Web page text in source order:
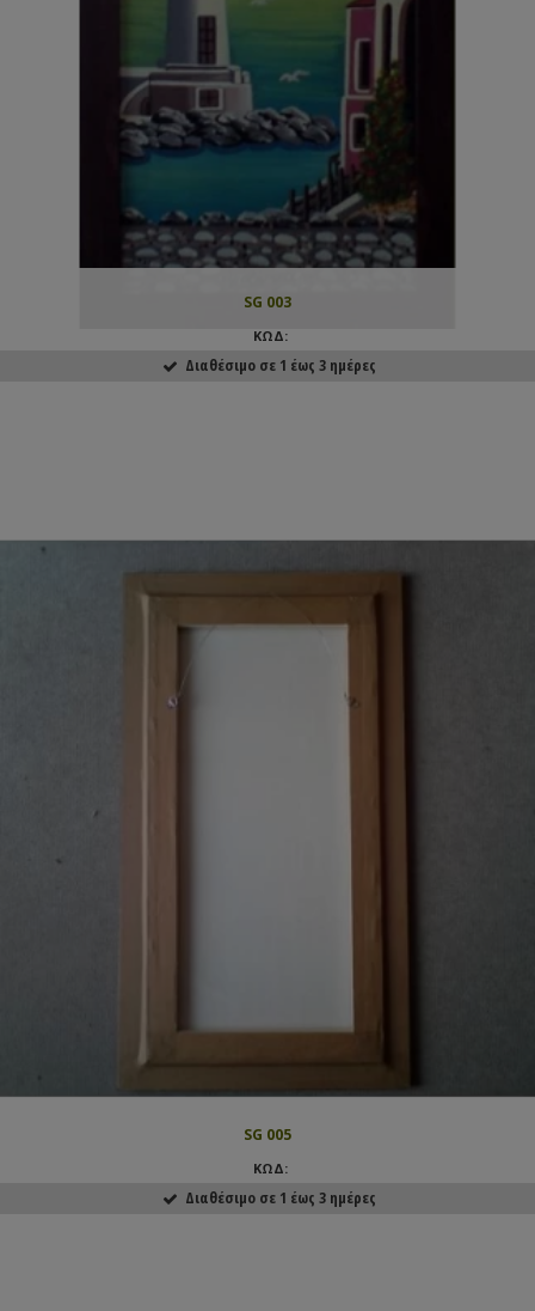
SG 003
ΚΩΔ:
Διαθέσιμο σε 1 έως 3 ημέρες
SG 005
ΚΩΔ:
Διαθέσιμο σε 1 έως 3 ημέρες